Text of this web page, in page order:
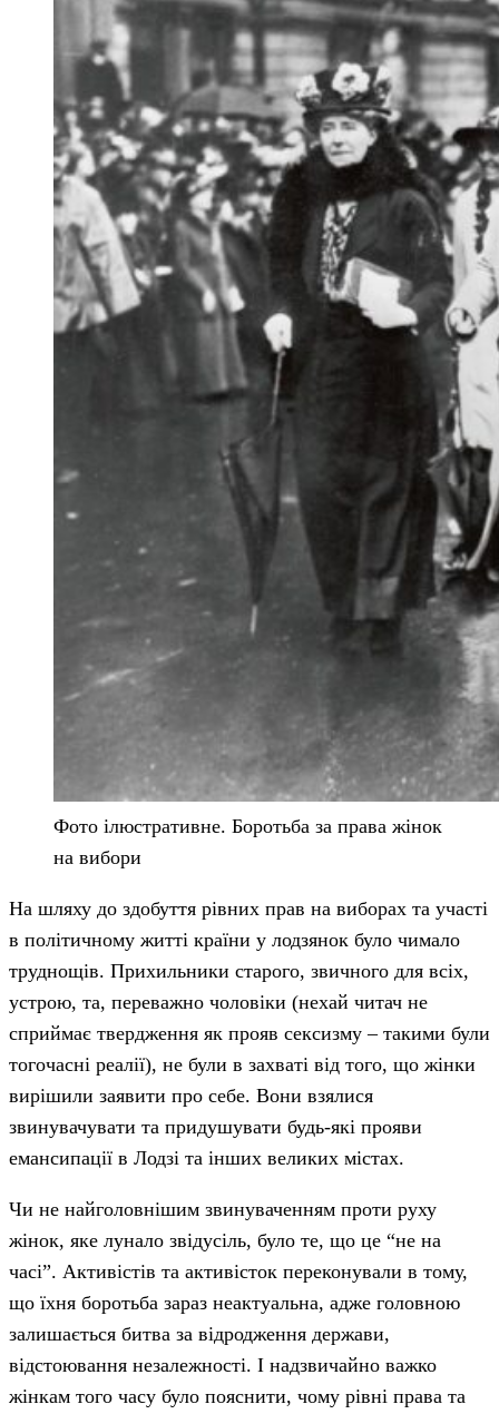
Фото ілюстративне. Боротьба за права жінок
на вибори
На шляху до здобуття рівних прав на виборах та участі
в політичному житті країни у лодзянок було чимало
труднощів. Прихильники старого, звичного для всіх,
устрою, та, переважно чоловіки (нехай читач не
сприймає твердження як прояв сексизму – такими були
тогочасні реалії), не були в захваті від того, що жінки
вирішили заявити про себе. Вони взялися
звинувачувати та придушувати будь-які прояви
емансипації в Лодзі та інших великих містах.
Чи не найголовнішим звинуваченням проти руху
жінок, яке лунало звідусіль, було те, що це “не на
часі”. Активістів та активісток переконували в тому,
що їхня боротьба зараз неактуальна, адже головною
залишається битва за відродження держави,
відстоювання незалежності. І надзвичайно важко
жінкам того часу було пояснити, чому рівні права та